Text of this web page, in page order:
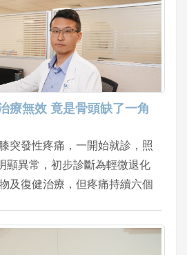
透過吃藥和打針劑，不到半年
現男性雄風。
療無效 竟是骨頭缺了一角
突發性疼痛，一開始就診，照
顯異常，初步診斷為輕微退化
及復健治療，但疼痛持續六個
竹附設醫院骨科醫師陳威仁，
發現遠端股骨內側關節面凹了